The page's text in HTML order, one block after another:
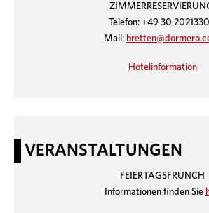
Telefon: +49 30
Mail:
Hotelinformation
VERANSTALTUNGEN
FEIERTAGSFRUNCH
Informationen finden Sie